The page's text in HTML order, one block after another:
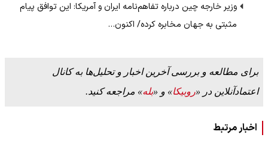
وزیر خارجه چین درباره تفاهم‌نامه ایران و آمریکا: این توافق پیام
مثبتی به جهان مخابره کرده/ اکنون…
برای مطالعه و بررسی آخرین اخبار و تحلیل‌ها به کانال
اعتمادآنلاین در «روبیکا» و «بله» مراجعه کنید.
اخبار مرتبط